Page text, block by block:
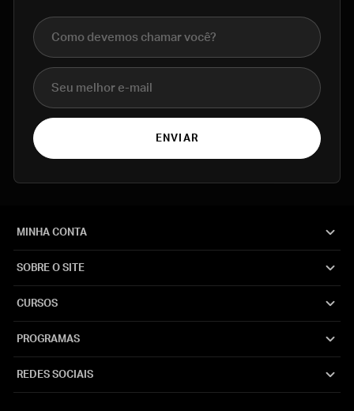
Nome completo
E-mail
ENVIAR
MINHA CONTA
SOBRE O SITE
CURSOS
PROGRAMAS
REDES SOCIAIS